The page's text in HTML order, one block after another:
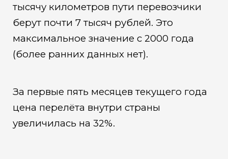
тысячу километров пути перевозчики
берут почти 7 тысяч рублей. Это
максимальное значение с 2000 года
(более ранних данных нет).
За первые пять месяцев текущего года
цена перелёта внутри страны
увеличилась на 32%.